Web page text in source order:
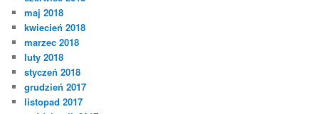
maj 2018
kwiecień 2018
marzec 2018
luty 2018
styczeń 2018
grudzień 2017
listopad 2017